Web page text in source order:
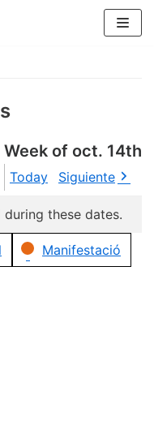
Week of oct. 14th
Today Siguiente
these dates.
Manifestació